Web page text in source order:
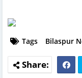
Tags Bilaspur